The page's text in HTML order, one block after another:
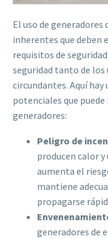
El uso de
inherentes que deben
requisitos de
seguridad tanto de
circundantes. Aquí
potenciales que
generadores:
Peligro de
producen calor
aumenta el
mantiene
propagarse
generadores de